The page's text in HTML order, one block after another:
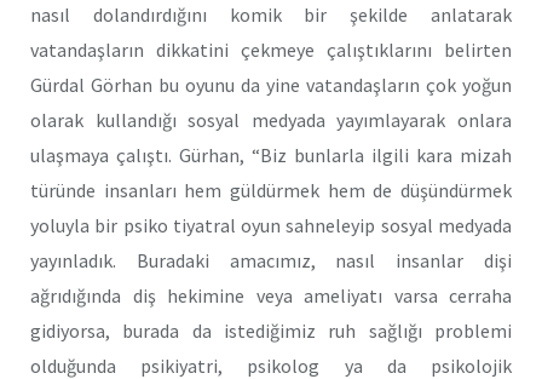
nasıl dolandırdığını komik bir şekilde anlatarak
vatandaşların dikkatini çekmeye çalıştıklarını belirten
Gürdal Görhan bu oyunu da yine vatandaşların çok yoğun
olarak kullandığı sosyal medyada yayımlayarak onlara
ulaşmaya çalıştı. Gürhan, “Biz bunlarla ilgili kara mizah
türünde insanları hem güldürmek hem de düşündürmek
yoluyla bir psiko tiyatral oyun sahneleyip sosyal medyada
yayınladık. Buradaki amacımız, nasıl insanlar dişi
ağrıdığında diş hekimine veya ameliyatı varsa cerraha
gidiyorsa, burada da istediğimiz ruh sağlığı problemi
olduğunda psikiyatri, psikolog ya da psikolojik